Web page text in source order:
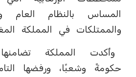
المساس بالنظام العام
والممتلكات في المملكة
وأكدت المملكة
حكومةً وشعبًا، ورفضها